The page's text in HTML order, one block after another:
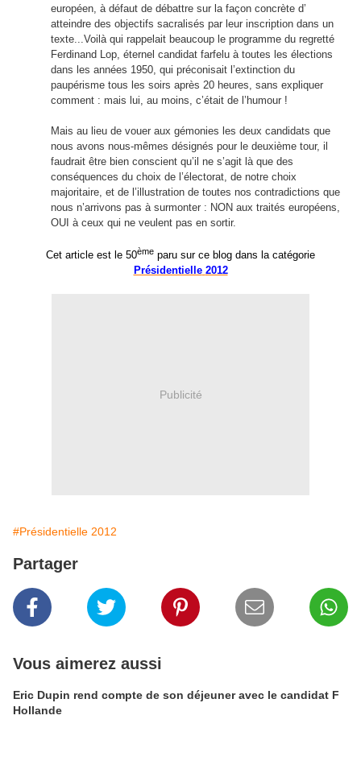
européen, à défaut de débattre sur la façon concrète d’
atteindre des objectifs sacralisés par leur inscription dans un
texte...Voilà qui rappelait beaucoup le programme du regretté
Ferdinand Lop, éternel candidat farfelu à toutes les élections
dans les années 1950, qui préconisait l’extinction du
paupérisme tous les soirs après 20 heures, sans expliquer
comment : mais lui, au moins, c’était de l’humour !
Mais au lieu de vouer aux gémonies les deux candidats que
nous avons nous-mêmes désignés pour le deuxième tour, il
faudrait être bien conscient qu’il ne s’agit là que des
conséquences du choix de l’électorat, de notre choix
majoritaire, et de l’illustration de toutes nos contradictions que
nous n’arrivons pas à surmonter : NON aux traités européens,
OUI à ceux qui ne veulent pas en sortir.
Cet article est le 50ème paru sur ce blog dans la catégorie
Présidentielle 2012
Publicité
#Présidentielle 2012
Partager
Vous aimerez aussi
Eric Dupin rend compte de son déjeuner avec le candidat F
Hollande